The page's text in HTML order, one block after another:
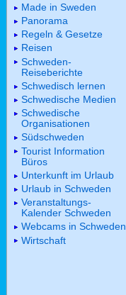
Made in Sweden
Panorama
Regeln & Gesetze
Reisen
Schweden-
Reiseberichte
Schwedisch lernen
Schwedische Medien
Schwedische
Organisationen
Südschweden
Tourist Information
Büros
Unterkunft im Urlaub
Urlaub in Schweden
Veranstaltungs-
Kalender Schweden
Webcams in Schweden
Wirtschaft